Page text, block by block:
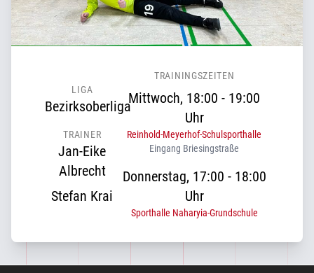
LIGA
Bezirksoberliga
TRAINER
Jan-Eike
Albrecht
Stefan Krai
TRAININGSZEITEN
Mittwoch, 18:00 - 19:00
Uhr
Reinhold-Meyerhof-Schulsporthalle
Eingang Briesingstraße
Donnerstag, 17:00 - 18:00
Uhr
Sporthalle Naharyia-Grundschule